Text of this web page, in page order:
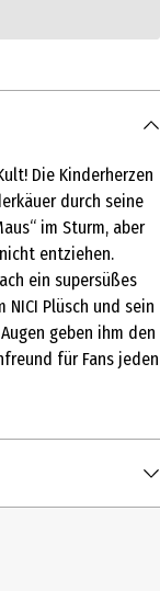
Die Kinderherzen
durch seine
im Sturm, aber
entziehen.
ein supersüßes
Plüsch und sein
geben ihm den
für Fans jeden